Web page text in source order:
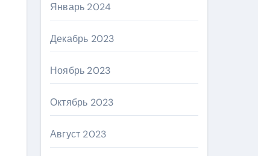
Январь 2024
Декабрь 2023
Ноябрь 2023
Октябрь 2023
Август 2023